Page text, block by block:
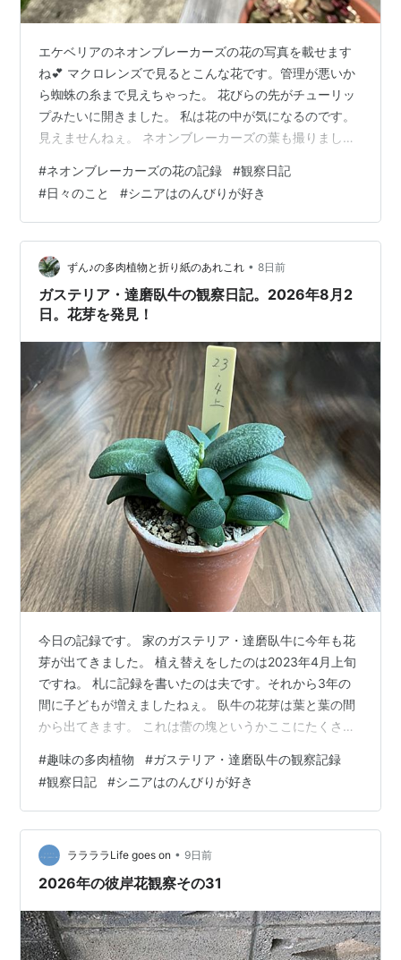
エケベリアのネオンブレーカーズの花の写真を載せます
ね💕 マクロレンズで見るとこんな花です。管理が悪いか
ら蜘蛛の糸まで見えちゃった。 花びらの先がチューリッ
プみたいに開きました。 私は花の中が気になるのです。
見えませんねぇ。 ネオンブレーカーズの葉も撮りまし
肉植物ですから触ると硬いですよ💕 2026年7月9日撮
影。 zun22.hatenablog.com zun22.hatenablog.com
zun22.hatenablog.com zun22.hatenablog.com
zun22.hatenablog.com ランキング参加中多肉…
#ネオンブレーカーズの花の記録 #観察日記
#日々のこと #シニアはのんびりが好き
ずん♪の多肉植物と折り紙のあれこれ • 8日前
ガステリア・達磨臥牛の観察日記。2026年8月2
日。花芽を発見！
今日の記録です。 家のガステリア・達磨臥牛に今年も花
芽が出てきました。 植え替えをしたのは2023年4月上旬
ですね。 札に記録を書いたのは夫です。それから3年の
間に子どもが増えましたねぇ。 臥牛の花芽は葉と葉の間
から出てきます。 これは蕾の塊というかここにたくさん
成長して花が咲きます。 植物は不思議がいっぱい。 達磨
臥牛の葉の表面をマクロレンズで見ています。 ザラザラ
っとしているようだけど指で触ると意外とスベスベとし
ています。 硬くて肉厚なのですよ💕 去年の記録です。⇓
zun22.hatenablog.com zun22.hatenablo…
#趣味の多肉植物 #ガステリア・達磨臥牛の観察記録
#観察日記 #シニアはのんびりが好き
ララララLife goes on • 9日前
2026年の彼岸花観察その31